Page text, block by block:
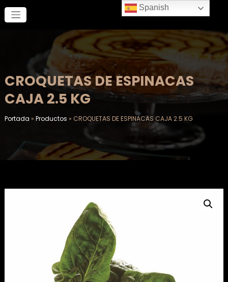
contenido
CROQUETAS DE ESPINACAS
CAJA 2.5 KG
Portada » Productos » CROQUETAS DE ESPINACAS CAJA 2.5 KG
Spanish